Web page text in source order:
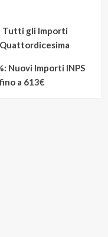
Tutti gli Importi
Nuovi Importi INPS
a 613€